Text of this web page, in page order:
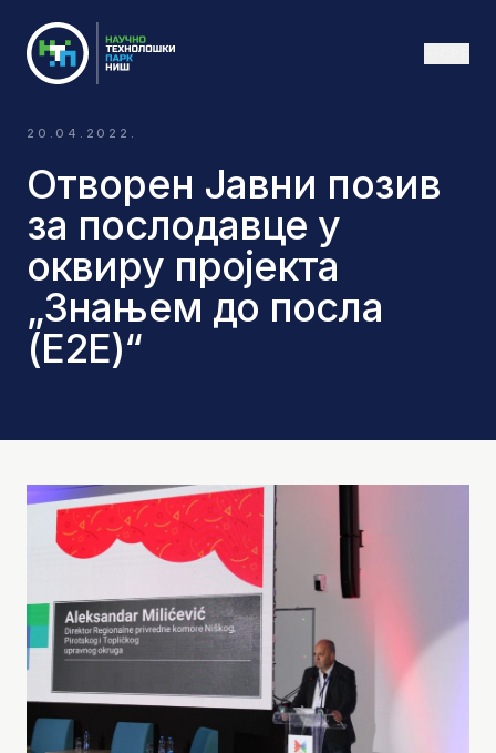
20.04.2022.
Отворен Јавни позив
за послодавце у
оквиру пројекта
„Знањем до посла
(Е2Е)“